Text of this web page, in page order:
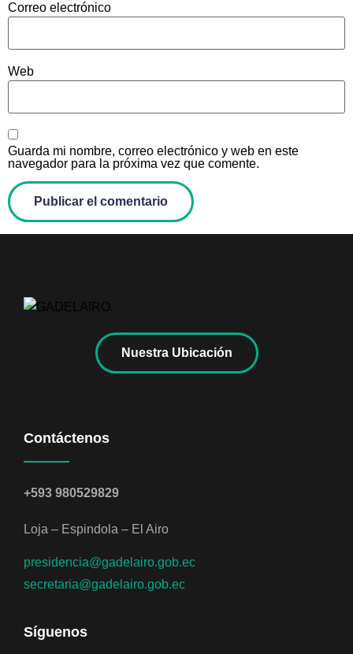
Correo electrónico
Web
Guarda mi nombre, correo electrónico y web en este
navegador para la próxima vez que comente.
Nuestra Ubicación
Contáctenos
+593 980529829
Loja – Espindola – El Airo
presidencia@gadelairo.gob.ec
secretaria@gadelairo.gob.ec
Síguenos